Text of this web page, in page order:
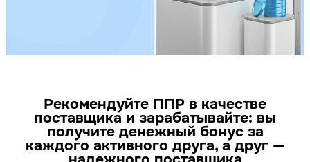
Рекомендуйте ППР в качестве
поставщика и зарабатывайте: вы
получите денежный бонус за
каждого активного друга, а друг —